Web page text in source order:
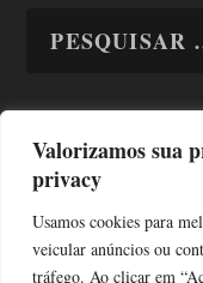
Valorizamos sua
privacy
Usamos cookies para
veicular anúncios ou
tráfego. Ao clicar em
TODAS OS